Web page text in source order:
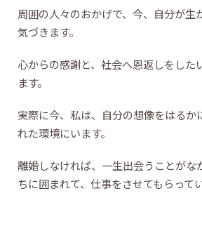
周囲の人々のおかげで、今、自分が生
気づきます。
心からの感謝と、社会へ恩返しをした
ます。
実際に今、私は、自分の想像をはるか
れた環境にいます。
離婚しなければ、一生出会うことがな
ちに囲まれて、仕事をさせてもらって